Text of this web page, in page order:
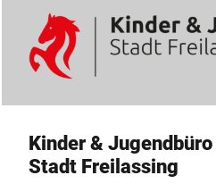
Kinder & Jugendbüro
Stadt Freilassing